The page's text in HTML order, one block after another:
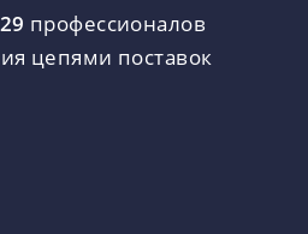
профессионалов
цепями поставок